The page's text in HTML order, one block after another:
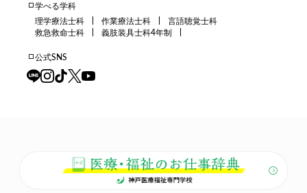
学べる学科
理学療法士科
作業療法士科
言語聴覚士科
救急救命士科
義肢装具士科4年制
公式SNS